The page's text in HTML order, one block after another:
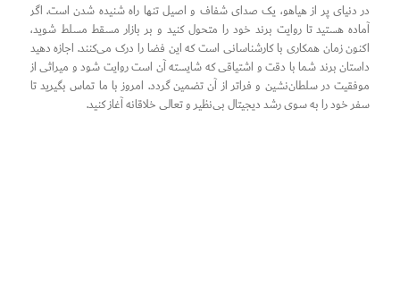
در دنیای پر از هیاهو، یک صدای شفاف و اصیل تنها راه شنیده شدن است. اگر
آماده هستید تا روایت برند خود را متحول کنید و بر بازار مسقط مسلط شوید،
اکنون زمان همکاری با کارشناسانی است که این فضا را درک می‌کنند. اجازه دهید
داستان برند شما با دقت و اشتیاقی که شایسته آن است روایت شود و میراثی از
موفقیت در سلطان‌نشین و فراتر از آن تضمین گردد. امروز با ما تماس بگیرید تا
سفر خود را به سوی رشد دیجیتال بی‌نظیر و تعالی خلاقانه آغاز کنید.